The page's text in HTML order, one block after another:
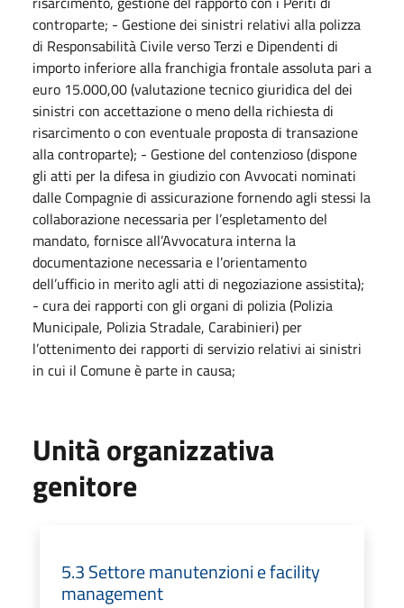
controparte; - Gestione dei sinistri relativi alla polizza
di Responsabilità Civile verso Terzi e Dipendenti di
importo inferiore alla franchigia frontale assoluta pari a
euro 15.000,00 (valutazione tecnico giuridica del dei
sinistri con accettazione o meno della richiesta di
risarcimento o con eventuale proposta di transazione
alla controparte); - Gestione del contenzioso (dispone
gli atti per la difesa in giudizio con Avvocati nominati
dalle Compagnie di assicurazione fornendo agli stessi la
collaborazione necessaria per l’espletamento del
mandato, fornisce all’Avvocatura interna la
documentazione necessaria e l’orientamento
dell’ufficio in merito agli atti di negoziazione assistita);
- cura dei rapporti con gli organi di polizia (Polizia
Municipale, Polizia Stradale, Carabinieri) per
l’ottenimento dei rapporti di servizio relativi ai sinistri
in cui il Comune è parte in causa;
Unità organizzativa
genitore
5.3 Settore manutenzioni e facility
management